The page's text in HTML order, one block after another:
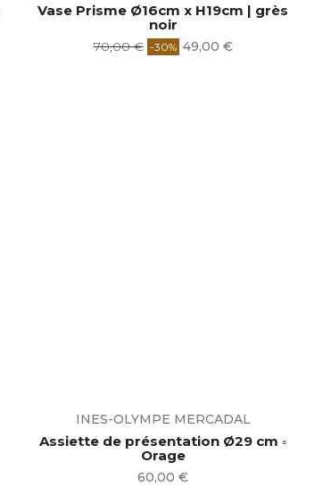
Vase Prisme Ø16cm x H19cm | grès
noir
Prix
70,00 € -30% Prix
49,00 €
INES-OLYMPE MERCADAL
Assiette de présentation Ø29 cm ◦
Orage
Prix
60,00 €